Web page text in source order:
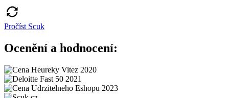
Pročíst Scuk
Ocenění a hodnocení: